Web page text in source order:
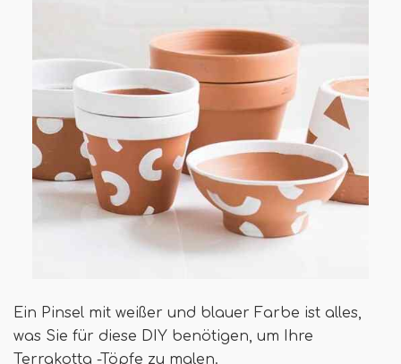
Ein Pinsel mit weißer und blauer Farbe ist alles,
was Sie für diese DIY benötigen, um Ihre
Terrakotta -Töpfe zu malen.